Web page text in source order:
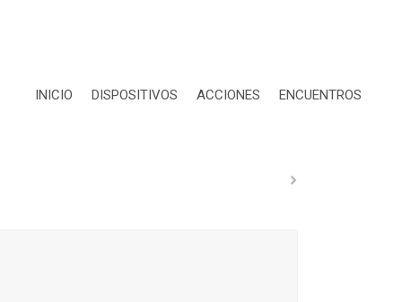
INICIO DISPOSITIVOS ACCIONES ENCUENTROS